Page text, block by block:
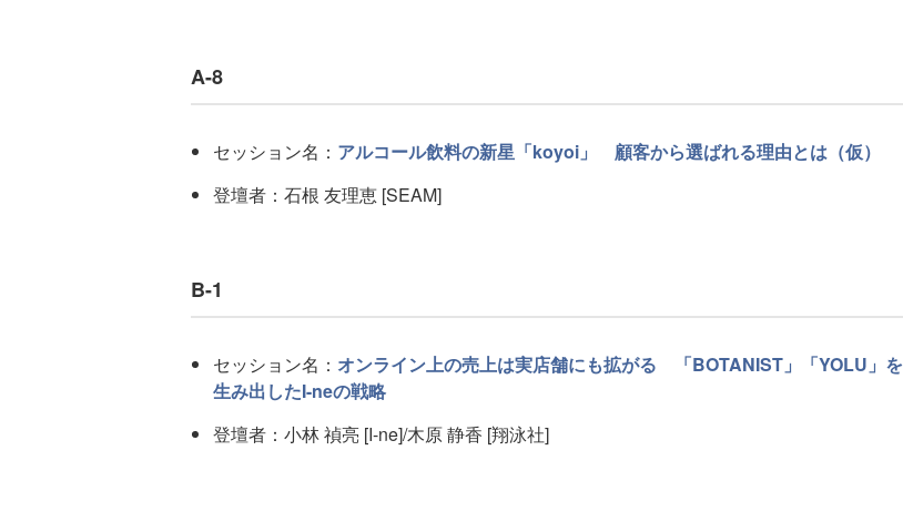
A-8
セッション名： アルコール飲料の新星「koyoi」 顧客から選ばれる理由とは（仮）
登壇者：石根 友理恵 [SEAM]
B-1
セッション名： オンライン上の売上は実店舗にも拡がる 「BOTANIST」「YOLU」を
生み出したI-neの戦略
登壇者：小林 禎亮 [I-ne]/木原 静香 [翔泳社]